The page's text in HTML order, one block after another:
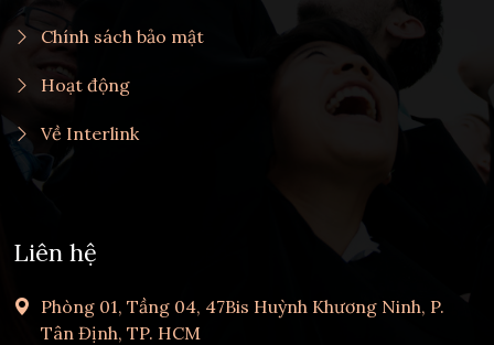
Chính sách bảo mật
Hoạt động
Về Interlink
Liên hệ
Phòng 01, Tầng 04, 47Bis Huỳnh Khương Ninh, P.
Tân Định, TP. HCM